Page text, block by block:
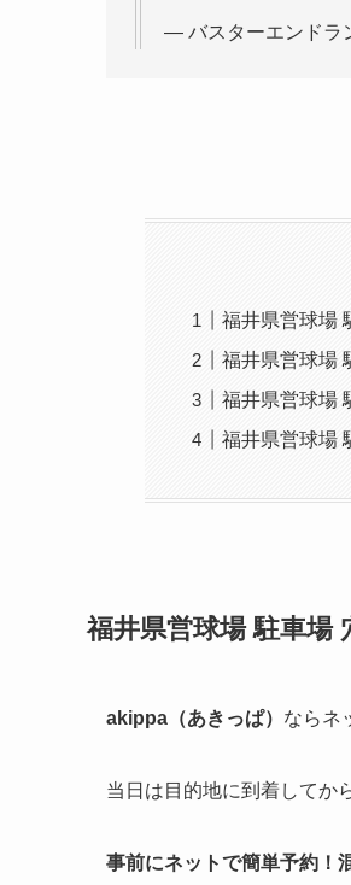
— バスターエンドラ
福井県営球場
福井県営球場
福井県営球場
福井県営球場
福井県営球場駐車場
akippa（あきっぱ） ならネ
当日は目的地に到着してか
事前にネットで簡単予約！